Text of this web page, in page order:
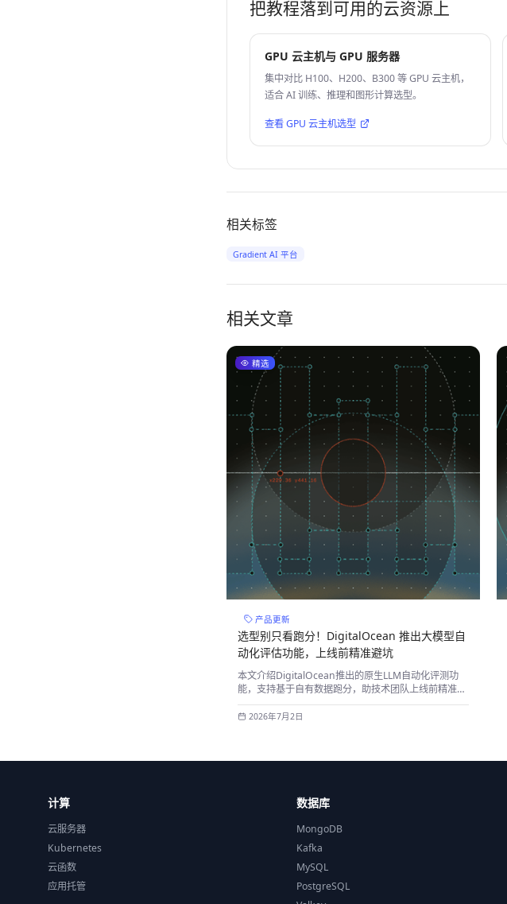
把教程落到可用的云资源上
GPU 云主机与 GPU 服务器
集中对比 H100、H200、B300 等 GPU 云主机，
适合 AI 训练、推理和图形计算选型。
查看 GPU 云主机选型
相关标签
Gradient AI 平台
相关文章
精选
产品更新
选型别只看跑分！DigitalOcean 推出大模型自
动化评估功能，上线前精准避坑
本文介绍DigitalOcean推出的原生LLM自动化评测功
能，支持基于自有数据跑分，助技术团队上线前精准避
坑。
2026年7月2日
计算
云服务器
Kubernetes
云函数
应用托管
数据库
MongoDB
Kafka
MySQL
PostgreSQL